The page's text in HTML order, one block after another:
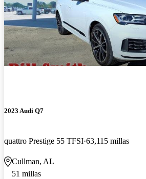
2023 Audi Q7
quattro Prestige 55 TFSI 63,115 millas
Cullman, AL
51 millas